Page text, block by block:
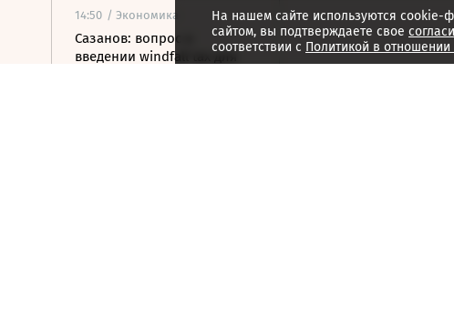
14:50 / Экономика
Сазанов: вопрос о
введении windfall tax для
На нашем сайте используются cookie-
сайтом, вы подтверждаете свое
соответствии с Политикой в